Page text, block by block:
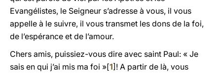
Evangélistes, le Seigneur s’adresse à vous, il vous
appelle à le suivre, il vous transmet les dons de la foi,
de l’espérance et de l’amour.
Chers amis, puissiez-vous dire avec saint Paul: « Je
sais en qui j’ai mis ma foi »[1]! A partir de là, vous